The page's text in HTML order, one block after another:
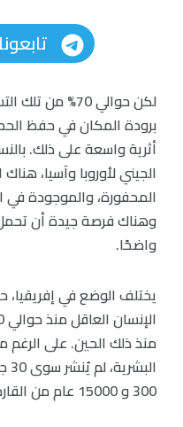
لكن حوالي 70%
برودة المكان في حفظ
أثرية واسعة على ذلك.
الجيني لأوروبا وآسيا،
المحفورة، والموجودة في
وهناك فرصة جيدة أن
واضحًا.
يختلف الوضع في
منذ ذلك الحين. على
300 و 15000 عام من القارة.